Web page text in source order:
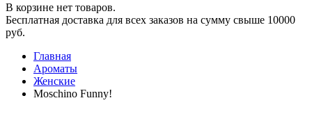
В корзине нет товаров.
Бесплатная доставка для всех заказов на сумму свыше 10000
руб.
Главная
Ароматы
Женские
Moschino Funny!